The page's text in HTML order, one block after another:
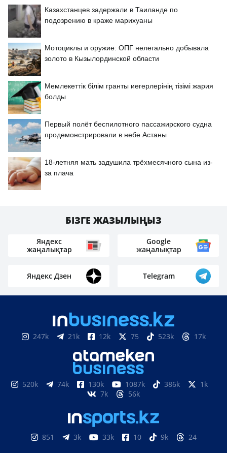
Казахстанцев задержали в Таиланде по
подозрению в краже марихуаны
Мотоциклы и оружие: ОПГ нелегально добывала
золото в Кызылординской области
Мемлекеттік білім гранты иегерлерінің тізімі жария
болды
Первый полёт беспилотного пассажирского судна
продемонстрировали в небе Астаны
18-летняя мать задушила трёхмесячного сына из-
за плача
БІЗГЕ ЖАЗЫЛЫҢЫЗ
Яндекс
жаңалықтар
Google
жаңалықтар
Яндекс Дзен Telegram
247k 21k 12k 75 523k 17k
520k 74k 130k 1087k 386k
1k
7k
56k
851 3k 33k 10 9k 24